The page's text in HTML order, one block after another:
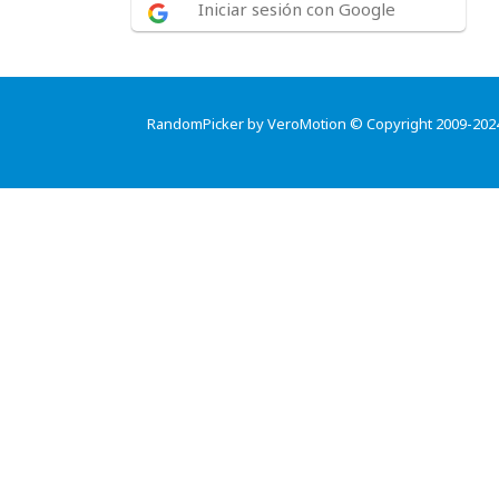
Iniciar sesión con Google
RandomPicker by VeroMotion © Copyright 2009-